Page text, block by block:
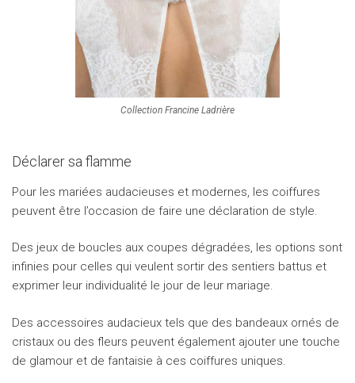
Collection Francine Ladrière
Déclarer sa flamme
Pour les mariées audacieuses et modernes, les coiffures
peuvent être l’occasion de faire une déclaration de style.
Des jeux de boucles aux coupes dégradées, les options sont
infinies pour celles qui veulent sortir des sentiers battus et
exprimer leur individualité le jour de leur mariage.
Des accessoires audacieux tels que des bandeaux ornés de
cristaux ou des fleurs peuvent également ajouter une touche
de glamour et de fantaisie à ces coiffures uniques.